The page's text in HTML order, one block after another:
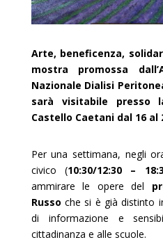
Arte, beneficenza,
mostra promossa
Nazionale Dialisi
sarà visitabile presso
Castello Caetani dal 16 al
Per una settimana, negli
civico (10:30/12:30 –
ammirare le opere del
Russo che si è già distinto
di informazione e
cittadinanza e alle scuole.